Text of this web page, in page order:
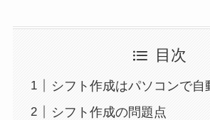
目次
シフト作成はパソコンで自
シフト作成の問題点